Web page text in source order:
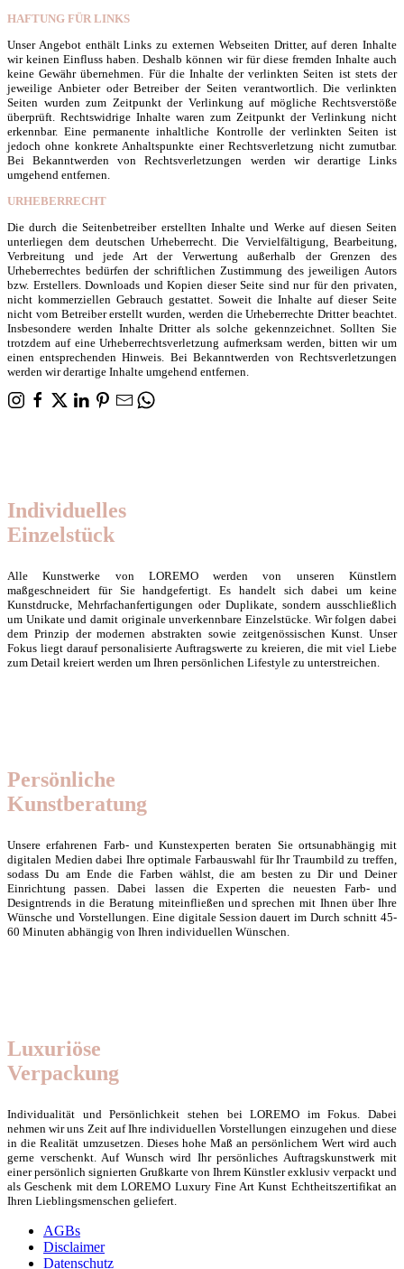
HAFTUNG FÜR LINKS
Unser Angebot enthält Links zu externen Webseiten Dritter, auf deren Inhalte
wir keinen Einfluss haben. Deshalb können wir für diese fremden Inhalte auch
keine Gewähr übernehmen. Für die Inhalte der verlinkten Seiten ist stets der
jeweilige Anbieter oder Betreiber der Seiten verantwortlich. Die verlinkten
Seiten wurden zum Zeitpunkt der Verlinkung auf mögliche Rechtsverstöße
überprüft. Rechtswidrige Inhalte waren zum Zeitpunkt der Verlinkung nicht
erkennbar. Eine permanente inhaltliche Kontrolle der verlinkten Seiten ist
jedoch ohne konkrete Anhaltspunkte einer Rechtsverletzung nicht zumutbar.
Bei Bekanntwerden von Rechtsverletzungen werden wir derartige Links
umgehend entfernen.
URHEBERRECHT
Die durch die Seitenbetreiber erstellten Inhalte und Werke auf diesen Seiten
unterliegen dem deutschen Urheberrecht. Die Vervielfältigung, Bearbeitung,
Verbreitung und jede Art der Verwertung außerhalb der Grenzen des
Urheberrechtes bedürfen der schriftlichen Zustimmung des jeweiligen Autors
bzw. Erstellers. Downloads und Kopien dieser Seite sind nur für den privaten,
nicht kommerziellen Gebrauch gestattet. Soweit die Inhalte auf dieser Seite
nicht vom Betreiber erstellt wurden, werden die Urheberrechte Dritter beachtet.
Insbesondere werden Inhalte Dritter als solche gekennzeichnet. Sollten Sie
trotzdem auf eine Urheberrechtsverletzung aufmerksam werden, bitten wir um
einen entsprechenden Hinweis. Bei Bekanntwerden von Rechtsverletzungen
werden wir derartige Inhalte umgehend entfernen.
Individuelles
Einzelstück
Alle Kunstwerke von LOREMO werden von unseren Künstlern
maßgeschneidert für Sie handgefertigt. Es handelt sich dabei um keine
Kunstdrucke, Mehrfachanfertigungen oder Duplikate, sondern ausschließlich
um Unikate und damit originale unverkennbare Einzelstücke. Wir folgen dabei
dem Prinzip der modernen abstrakten sowie zeitgenössischen Kunst. Unser
Fokus liegt darauf personalisierte Auftragswerte zu kreieren, die mit viel Liebe
zum Detail kreiert werden um Ihren persönlichen Lifestyle zu unterstreichen.
Persönliche
Kunstberatung
Unsere erfahrenen Farb- und Kunstexperten beraten Sie ortsunabhängig mit
digitalen Medien dabei Ihre optimale Farbauswahl für Ihr Traumbild zu treffen,
sodass Du am Ende die Farben wählst, die am besten zu Dir und Deiner
Einrichtung passen. Dabei lassen die Experten die neuesten Farb- und
Designtrends in die Beratung miteinfließen und sprechen mit Ihnen über Ihre
Wünsche und Vorstellungen. Eine digitale Session dauert im Durch schnitt 45-
60 Minuten abhängig von Ihren individuellen Wünschen.
Luxuriöse
Verpackung
Individualität und Persönlichkeit stehen bei LOREMO im Fokus. Dabei
nehmen wir uns Zeit auf Ihre individuellen Vorstellungen einzugehen und diese
in die Realität umzusetzen. Dieses hohe Maß an persönlichem Wert wird auch
gerne verschenkt. Auf Wunsch wird Ihr persönliches Auftragskunstwerk mit
einer persönlich signierten Grußkarte von Ihrem Künstler exklusiv verpackt und
als Geschenk mit dem LOREMO Luxury Fine Art Kunst Echtheitszertifikat an
Ihren Lieblingsmenschen geliefert.
AGBs
Disclaimer
Datenschutz